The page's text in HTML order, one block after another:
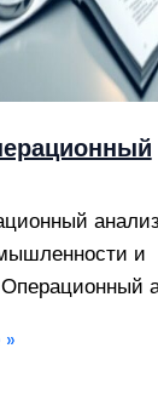
и
Операционный